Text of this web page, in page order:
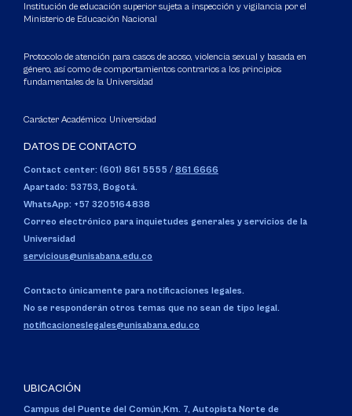
Institución de educación superior sujeta a inspección y vigilancia por el
Ministerio de Educación Nacional
Protocolo de atención para casos de acoso, violencia sexual y basada en
género, así como de comportamientos contrarios a los principios
fundamentales de la Universidad
Carácter Académico: Universidad
DATOS DE CONTACTO
Contact center: (601) 861 5555 / 861 6666
Apartado: 53753, Bogotá.
WhatsApp: +57 3205164838
Correo electrónico para inquietudes generales y servicios de la
Universidad
servicious@unisabana.edu.co
Contacto únicamente para notificaciones legales.
No se responderán otros temas que no sean de tipo legal.
notificacioneslegales@unisabana.edu.co
UBICACIÓN
Campus del Puente del Común,Km. 7, Autopista Norte de